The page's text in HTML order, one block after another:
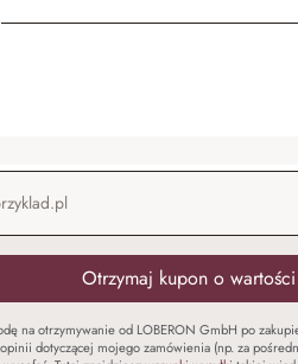
*
Otrzymaj kupon o
na otrzymywanie od LOBERON GmbH po
dotyczącej mojego zamówienia (np. za